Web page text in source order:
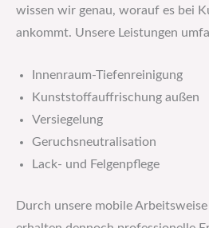
wissen wir genau, worauf es bei
ankommt. Unsere Leistungen
Innenraum-Tiefenreinigung
Kunststoffauffrischung außen
Versiegelung
Geruchsneutralisation
Lack- und Felgenpflege
Durch unsere mobile